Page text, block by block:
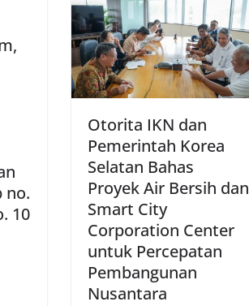
no.
10
Otorita IKN dan
Pemerintah Korea
Selatan Bahas
Proyek Air Bersih dan
Smart City
Corporation Center
untuk Percepatan
Pembangunan
Nusantara